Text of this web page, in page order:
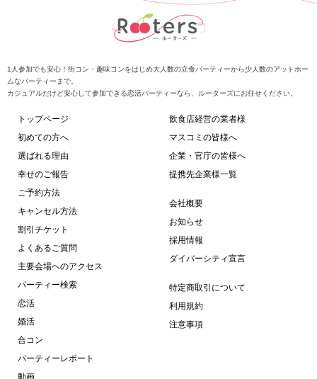
1人参加でも安心！街コン・趣味コンをはじめ大人数の立食パーティーから少人数のアットホー
ムなパーティーまで。
カジュアルだけど安心して参加できる恋活パーティーなら、ルーターズにお任せください。
トップページ
初めての方へ
選ばれる理由
幸せのご報告
ご予約方法
キャンセル方法
割引チケット
よくあるご質問
主要会場へのアクセス
パーティー検索
恋活
婚活
合コン
パーティーレポート
動画
飲食店経営の業者様
マスコミの皆様へ
企業・官庁の皆様へ
提携先企業様一覧
会社概要
お知らせ
採用情報
ダイバーシティ宣言
特定商取引について
利用規約
注意事項